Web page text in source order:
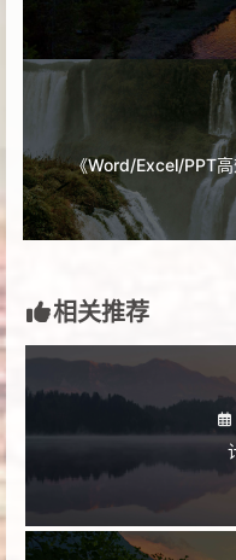
相关推荐